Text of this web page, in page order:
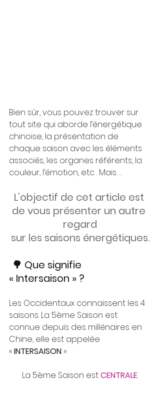
Bien sûr, vous pouvez trouver sur
tout site qui aborde l’énergétique
chinoise, la présentation de
chaque saison avec les éléments
associés, les organes référents, la
couleur, l’émotion, etc . Mais …
L’objectif de cet article est
de vous présenter un autre
regard
sur les saisons énergétiques.
🌳 Que signifie
« Intersaison » ?
Les Occidentaux connaissent les 4
saisons. La 5ème Saison est
connue depuis des millénaires en
Chine, elle est appelée
« INTERSAISON ».
La 5ème Saison est CENTRALE.